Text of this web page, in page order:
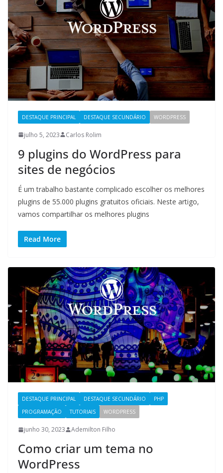
DESTAQUE PRINCIPAL DESTAQUE SECUNDÁRIO WORDPRESS
julho 5, 2023 Carlos Rolim
9 plugins do WordPress para
sites de negócios
É um trabalho bastante complicado escolher os melhores
plugins de 55.000 plugins gratuitos oficiais. Neste artigo,
vamos compartilhar os melhores plugins
Read More
DESTAQUE PRINCIPAL DESTAQUE SECUNDÁRIO
PHP
PROGRAMAÇÃO
TUTORIAIS WORDPRESS
junho 30, 2023 Ademilton Filho
Como criar um tema no
WordPress